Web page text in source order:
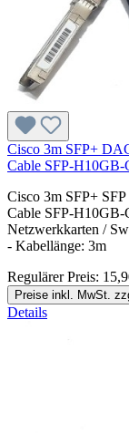
Cisco 3m SFP+
Cable SFP-
Cisco 3m SFP+
Cable SFP-
Netzwerkkarten /
- Kabellänge: 3m
Regulärer Preis:
Preise inkl. MwSt.
Details